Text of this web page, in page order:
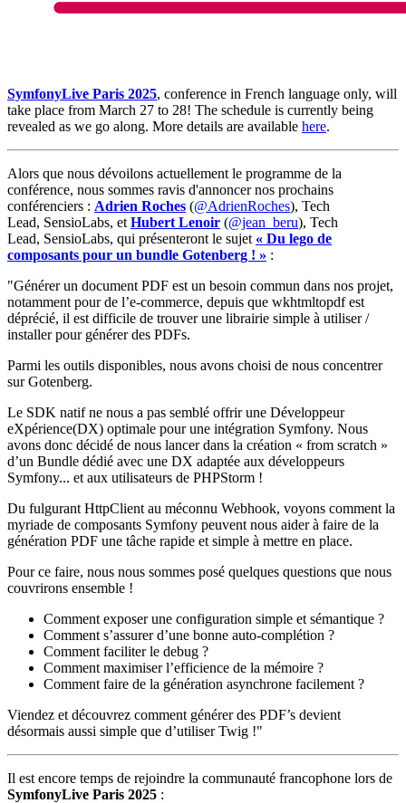
SymfonyLive Paris 2025, conference in French language only, will
take place from March 27 to 28! The schedule is currently being
revealed as we go along. More details are available here.
Alors que nous dévoilons actuellement le programme de la
conférence, nous sommes ravis d'annoncer nos prochains
conférenciers : Adrien Roches (@AdrienRoches), Tech
Lead, SensioLabs, et Hubert Lenoir (@jean_beru), Tech
Lead, SensioLabs, qui présenteront le sujet « Du lego de
composants pour un bundle Gotenberg ! » :
"Générer un document PDF est un besoin commun dans nos projet,
notamment pour de l’e-commerce, depuis que wkhtmltopdf est
déprécié, il est difficile de trouver une librairie simple à utiliser /
installer pour générer des PDFs.
Parmi les outils disponibles, nous avons choisi de nous concentrer
sur Gotenberg.
Le SDK natif ne nous a pas semblé offrir une Développeur
eXpérience(DX) optimale pour une intégration Symfony. Nous
avons donc décidé de nous lancer dans la création « from scratch »
d’un Bundle dédié avec une DX adaptée aux développeurs
Symfony... et aux utilisateurs de PHPStorm !
Du fulgurant HttpClient au méconnu Webhook, voyons comment la
myriade de composants Symfony peuvent nous aider à faire de la
génération PDF une tâche rapide et simple à mettre en place.
Pour ce faire, nous nous sommes posé quelques questions que nous
couvrirons ensemble !
Comment exposer une configuration simple et sémantique ?
Comment s’assurer d’une bonne auto-complétion ?
Comment faciliter le debug ?
Comment maximiser l’efficience de la mémoire ?
Comment faire de la génération asynchrone facilement ?
Viendez et découvrez comment générer des PDF’s devient
désormais aussi simple que d’utiliser Twig !"
Il est encore temps de rejoindre la communauté francophone lors de
SymfonyLive Paris 2025 :